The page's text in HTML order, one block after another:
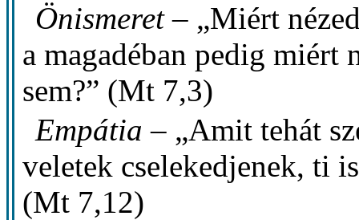
Önismeret– „Miért
a magadéban pedig miért
sem?” (Mt 7,3)
Empátia – „Amit tehát
veletek cselekedjenek, ti
(Mt 7,12)